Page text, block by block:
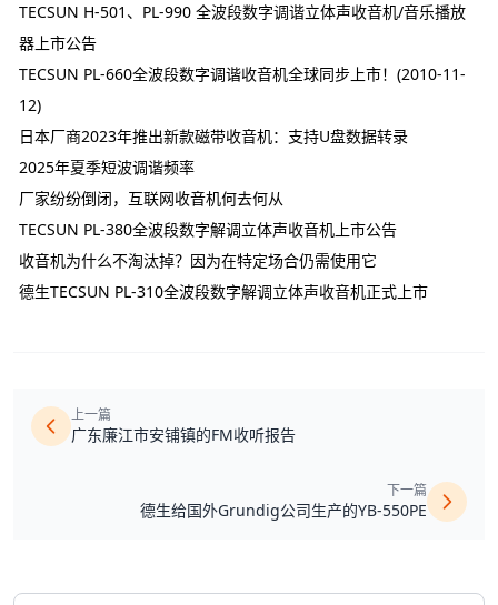
TECSUN H-501、PL-990 全波段数字调谐立体声收音机/音乐播放
器上市公告
TECSUN PL-660全波段数字调谐收音机全球同步上市！(2010-11-
12)
日本厂商2023年推出新款磁带收音机：支持U盘数据转录
2025年夏季短波调谐频率
厂家纷纷倒闭，互联网收音机何去何从
TECSUN PL-380全波段数字解调立体声收音机上市公告
收音机为什么不淘汰掉？因为在特定场合仍需使用它
德生TECSUN PL-310全波段数字解调立体声收音机正式上市
上一篇
广东廉江市安铺镇的FM收听报告
下一篇
德生给国外Grundig公司生产的YB-550PE